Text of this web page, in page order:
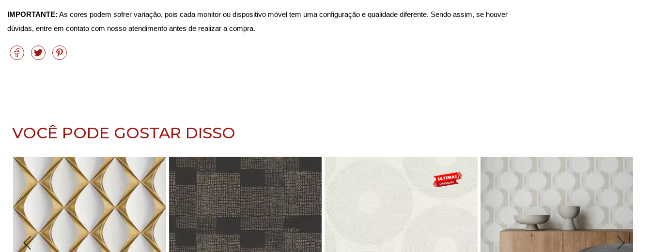
IMPORTANTE: As cores podem sofrer variação, pois cada monitor ou dispositivo móvel tem uma configuração e qualidade diferente. Sendo assim, se houver
dúvidas, entre em contato com nosso atendimento antes de realizar a compra.
VOCÊ PODE GOSTAR DISSO